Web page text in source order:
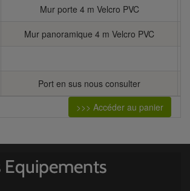
Mur porte 4 m Velcro PVC
Mur panoramique 4 m Velcro PVC
Port en sus nous consulter
>>> Accéder au panier